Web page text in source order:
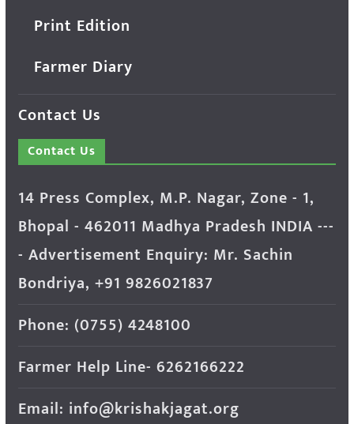
Print Edition
Farmer Diary
Contact Us
Contact Us
14 Press Complex, M.P. Nagar, Zone - 1,
Bhopal - 462011 Madhya Pradesh INDIA ---
- Advertisement Enquiry: Mr. Sachin
Bondriya, +91 9826021837
Phone: (0755) 4248100
Farmer Help Line- 6262166222
Email: info@krishakjagat.org